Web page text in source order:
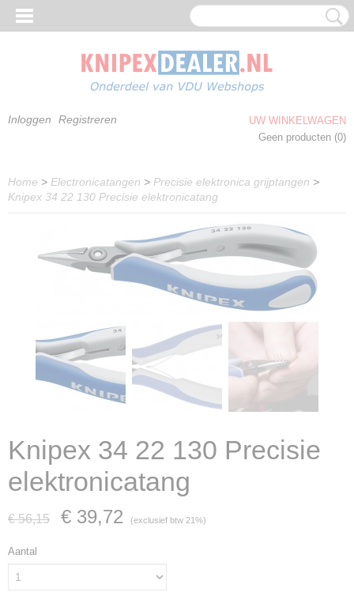
Inloggen Registreren
UW WINKELWAGEN
Geen producten (0)
Home > Electronicatangen > Precisie elektronica grijptangen >
Knipex 34 22 130 Precisie elektronicatang
Knipex 34 22 130 Precisie
elektronicatang
€ 56,15 € 39,72 (exclusief btw 21%)
Aantal